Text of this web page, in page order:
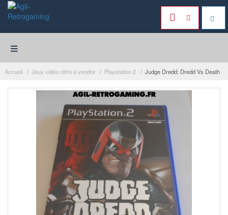
≡
Accueil Jeux vidéo rétro à vendre Playstation 2 Judge Dredd: Dredd Vs Death